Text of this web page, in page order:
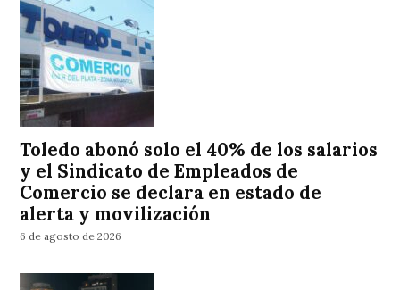
Toledo abonó solo el 40% de los salarios
y el Sindicato de Empleados de
Comercio se declara en estado de
alerta y movilización
6 de agosto de 2026